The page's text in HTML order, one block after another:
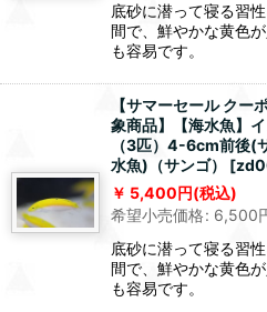
底砂に潜って寝る習
間で、鮮やかな黄色
も容易です。
【サマーセール クー
象商品】【海水魚】
（3匹）4-6cm前後(
水魚)（サンゴ）
[
5,400円(税込)
希望小売価格: 6,500
底砂に潜って寝る習
間で、鮮やかな黄色
も容易です。